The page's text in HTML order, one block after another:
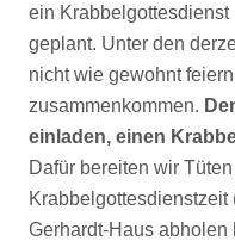
ein Krabbelgottesdienst
geplant. Unter den
nicht wie gewohnt
zusammenkommen.
einladen, einen
Dafür bereiten wir
Krabbelgottesdienstzeit
Gerhardt-Haus abholen